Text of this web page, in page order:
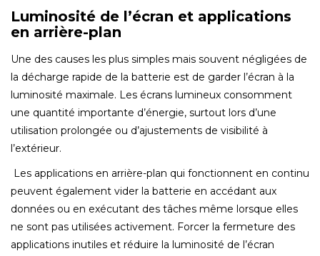
Luminosité de l’écran et applications
en arrière-plan
Une des causes les plus simples mais souvent négligées de
la décharge rapide de la batterie est de garder l’écran à la
luminosité maximale. Les écrans lumineux consomment
une quantité importante d’énergie, surtout lors d’une
utilisation prolongée ou d’ajustements de visibilité à
l’extérieur.
Les applications en arrière-plan qui fonctionnent en continu
peuvent également vider la batterie en accédant aux
données ou en exécutant des tâches même lorsque elles
ne sont pas utilisées activement. Forcer la fermeture des
applications inutiles et réduire la luminosité de l’écran